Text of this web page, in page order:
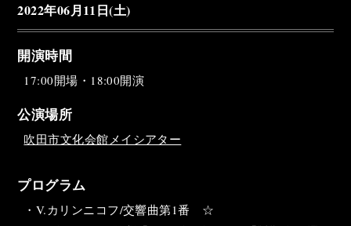
2022年06月11日(土)
開演時間
17:00開場・18:00開演
公演場所
吹田市文化会館メイシアター
プログラム
・V.カリンニコフ/交響曲第1番 ☆